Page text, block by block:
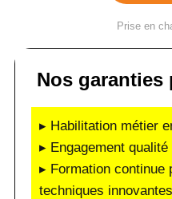
Prise en
Nos
▸ Habilitation métier
▸ Engagement
▸ Formation continue
techniques innovantes